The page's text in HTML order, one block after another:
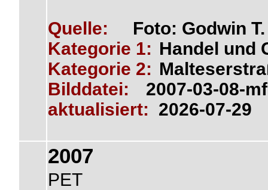
Quelle:
Foto: Godwin
Kategorie 1: Handel und
Kategorie 2:
Bilddatei:
2007-03-08-
aktualisiert: 2026-07-29
2007
PET